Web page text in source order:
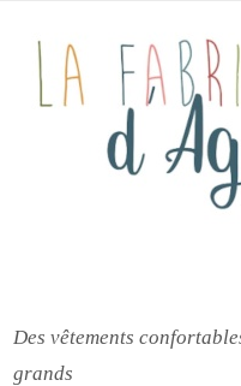
contenu
Des vêtements
grands